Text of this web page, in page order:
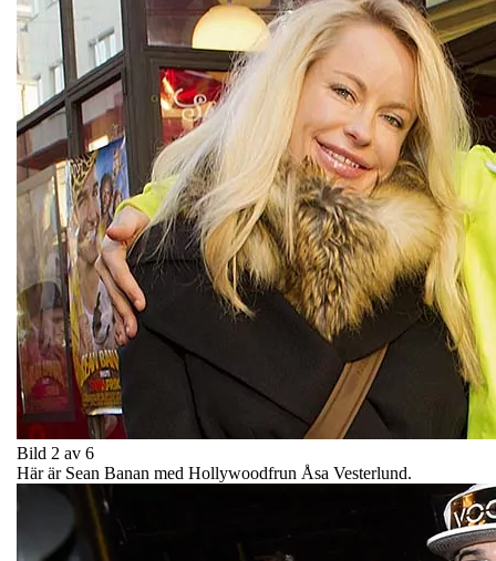
Bild 2 av 6
Här är Sean Banan med Hollywoodfrun Åsa Vesterlund.